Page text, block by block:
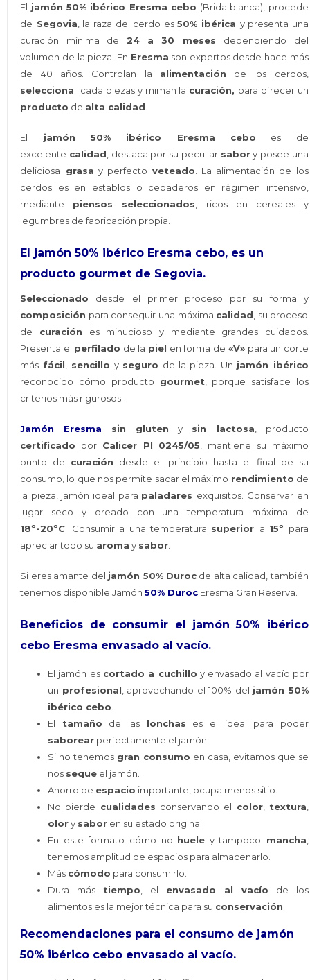
El jamón 50% ibérico Eresma cebo (Brida blanca), procede
de Segovia, la raza del cerdo es50% ibérica y presenta una
curación mínima de 24 a 30 meses dependiendo del
volumen de la pieza. En Eresma son expertos desde hace más
de 40 años. Controlan la alimentación de los cerdos,
selecciona
cada piezas y miman la curación, para ofrecer un
producto de alta calidad.
El jamón 50% ibérico Eresma cebo es de
excelente calidad, destaca por su peculiar sabory posee una
deliciosa grasa y perfecto veteado. La alimentación de los
cerdos es en establos o cebaderos en régimen intensivo,
mediante piensos seleccionados, ricos en cereales y
legumbres de fabricación propia.
El jamón 50% ibérico Eresma cebo, es un
producto gourmet de Segovia.
Seleccionado desde el primer proceso por su forma y
composición para conseguir una máxima calidad , su proceso
de curación es minucioso y mediante grandes cuidados.
Presenta el perfilado de la piel en forma de «V» para un corte
más fácil sencillo y seguro de la pieza. Un jamón ibérico
reconocido cómo producto gourmet , porque satisface los
criterios más rigurosos.
Jamón Eresma sin gluten y sin lactosa , producto
certificado por Calicer PI 0245/05 , mantiene su máximo
punto de curación desde el principio hasta el final de su
consumo, lo que nos permite sacar el máximo rendimiento de
la pieza, jamón ideal para paladares exquisitos. Conservar en
lugar seco y oreado con una temperatura máxima de
18º-20ºC . Consumir a una temperatura superior a 15º para
apreciar todo su aroma y sabor
Si eres amante del jamón 50% Durocde alta calidad, también
tenemos disponible Jamón50% Duroc Eresma Gran Reserva.
Beneficios de consumir el jamón 50% ibérico
cebo Eresma envasado al vacío.
El jamón es cortado a cuchillo y envasado al vacío por
un profesional , aprovechando el 100% del jamón 50%
ibérico cebo
El tamaño de las lonchas es el ideal para poder
saborear perfectamente el jamón.
Si no tenemos gran consumo en casa, evitamos que se
nos seque el jamón.
Ahorro de espacio importante, ocupa menos sitio.
No pierde cualidades conservando el color, textura
olory sabor en su estado original.
En este formato cómo no huele y tampoco mancha
tenemos amplitud de espacios para almacenarlo.
Más cómodo para consumirlo.
Dura más tiempo , el envasado al vacío de los
alimentos es la mejor técnica para su conservación
Recomendaciones para el consumo de jamón
50% ibérico cebo envasado al vacío.